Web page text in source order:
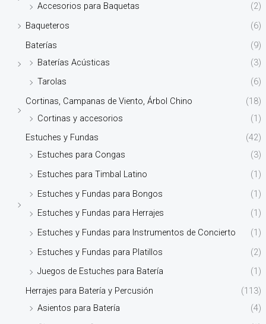
Accesorios para Baquetas
(2)
Baqueteros
(6)
Baterías
(9)
Baterías Acústicas
(3)
Tarolas
(6)
Cortinas, Campanas de Viento, Árbol Chino
(18)
Cortinas y accesorios
(1)
Estuches y Fundas
(42)
Estuches para Congas
(3)
Estuches para Timbal Latino
(1)
Estuches y Fundas para Bongos
(1)
Estuches y Fundas para Herrajes
(1)
Estuches y Fundas para Instrumentos de Concierto
(1)
Estuches y Fundas para Platillos
(2)
Juegos de Estuches para Batería
(1)
Herrajes para Batería y Percusión
(113)
Asientos para Batería
(4)